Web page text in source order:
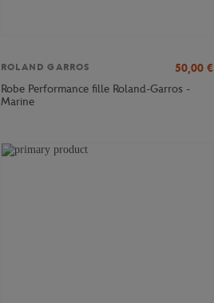
ROLAND GARROS 50,00 €
Robe Performance fille Roland-Garros -
Marine